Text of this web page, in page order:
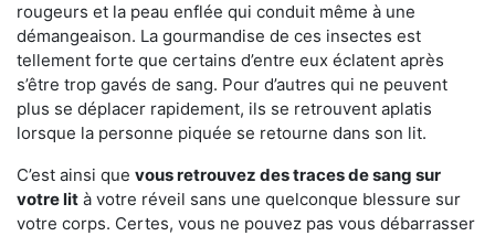
rougeurs et la peau enflée qui conduit même à une
démangeaison. La gourmandise de ces insectes est
tellement forte que certains d’entre eux éclatent après
s’être trop gavés de sang. Pour d’autres qui ne peuvent
plus se déplacer rapidement, ils se retrouvent aplatis
lorsque la personne piquée se retourne dans son lit.
C’est ainsi que vous retrouvez des traces de sang sur
votre lit à votre réveil sans une quelconque blessure sur
votre corps. Certes, vous ne pouvez pas vous débarrasser